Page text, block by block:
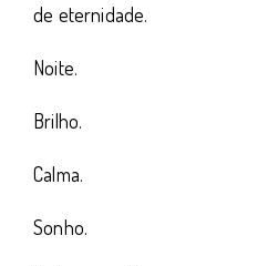
de eternidade.
Noite.
Brilho.
Calma.
Sonho.